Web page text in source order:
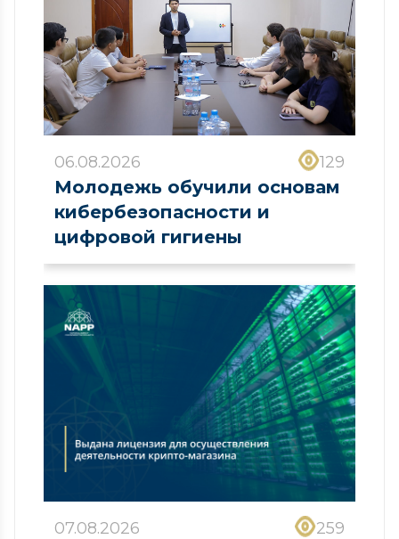
06.08.2026 129
Молодежь обучили основам
кибербезопасности и
цифровой гигиены
07.08.2026 259